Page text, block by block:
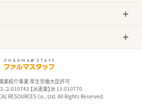
業紹介事業 厚生労働大臣許可
ユ-010743 【派遣業】派 13-010770
RESOURCES Co., Ltd. All Rights Reserved.